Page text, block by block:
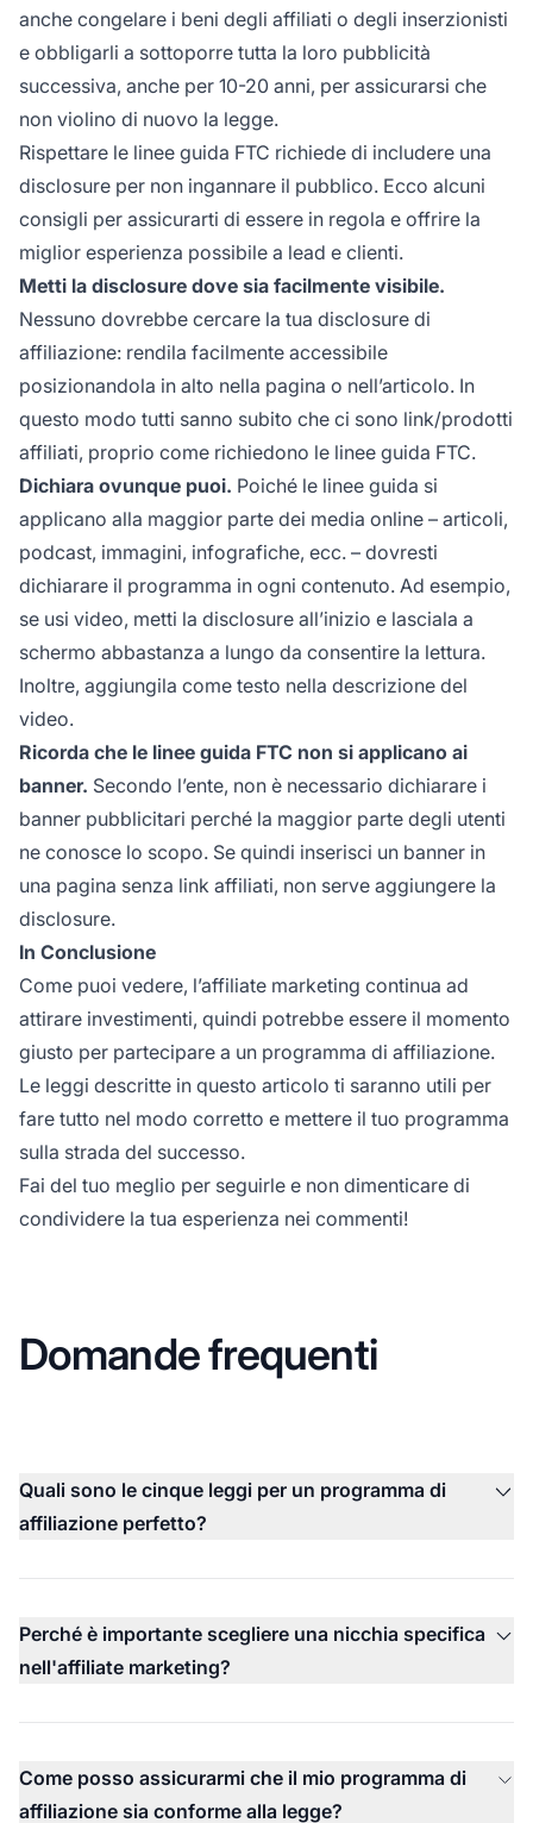
anche congelare i beni degli affiliati o degli inserzionisti
e obbligarli a sottoporre tutta la loro pubblicità
successiva, anche per 10-20 anni, per assicurarsi che
non violino di nuovo la legge.
Rispettare le linee guida FTC richiede di includere una
disclosure per non ingannare il pubblico. Ecco alcuni
consigli per assicurarti di essere in regola e offrire la
miglior esperienza possibile a lead e clienti.
Metti la disclosure dove sia facilmente visibile.
Nessuno dovrebbe cercare la tua disclosure di
affiliazione: rendila facilmente accessibile
posizionandola in alto nella pagina o nell’articolo. In
questo modo tutti sanno subito che ci sono link/prodotti
affiliati, proprio come richiedono le linee guida FTC.
Dichiara ovunque puoi. Poiché le linee guida si
applicano alla maggior parte dei media online – articoli,
podcast, immagini, infografiche, ecc. – dovresti
dichiarare il programma in ogni contenuto. Ad esempio,
se usi video, metti la disclosure all’inizio e lasciala a
schermo abbastanza a lungo da consentire la lettura.
Inoltre, aggiungila come testo nella descrizione del
video.
Ricorda che le linee guida FTC non si applicano ai
banner. Secondo l’ente, non è necessario dichiarare i
banner pubblicitari perché la maggior parte degli utenti
ne conosce lo scopo. Se quindi inserisci un banner in
una pagina senza link affiliati, non serve aggiungere la
disclosure.
In Conclusione
Come puoi vedere, l’affiliate marketing continua ad
attirare investimenti, quindi potrebbe essere il momento
giusto per partecipare a un programma di affiliazione.
Le leggi descritte in questo articolo ti saranno utili per
fare tutto nel modo corretto e mettere il tuo programma
sulla strada del successo.
Fai del tuo meglio per seguirle e non dimenticare di
condividere la tua esperienza nei commenti!
Domande frequenti
Quali sono le cinque leggi per un programma di
affiliazione perfetto?
Perché è importante scegliere una nicchia specifica
nell'affiliate marketing?
Come posso assicurarmi che il mio programma di
affiliazione sia conforme alla legge?